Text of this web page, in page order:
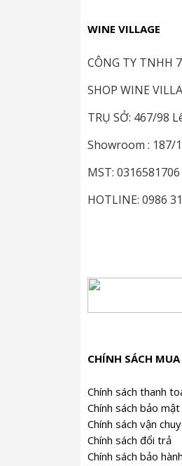
- Tiêu thụ năng
- Độ ồn: 39 dB.
3.Đặc điểm
WINE VILLAGE
CÔNG TY TNHH
SHOP WINE
TRỤ SỞ: 467/98
Showroom : 187/
MST: 0316581706
HOTLINE: 0986
CHÍNH SÁCH
Chính sách thanh
Chính sách bảo
Chính sách vận
Chính sách đổi trả
Chính sách bảo hành